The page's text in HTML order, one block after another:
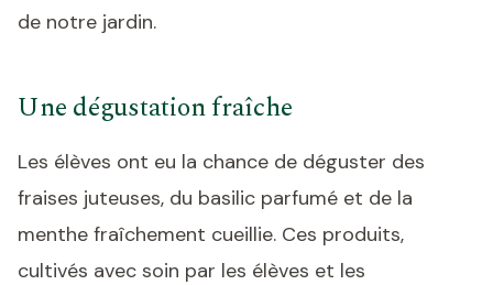
de notre jardin.
Une dégustation fraîche
Les élèves ont eu la chance de déguster des
fraises juteuses, du basilic parfumé et de la
menthe fraîchement cueillie. Ces produits,
cultivés avec soin par les élèves et les